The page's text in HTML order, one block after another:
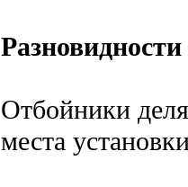
Разновидности
Отбойники
места